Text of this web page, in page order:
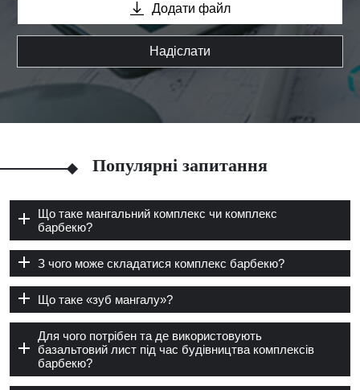
Додати файл
Надіслати
Популярні запитання
Що таке мангальний комплекс чи комплекс
барбекю?
З чого може складатися комплекс барбекю?
Що таке «зуб мангалу»?
Для чого потрібен та де використовують
базальтовий лист під час будівництва комплексів
барбекю?